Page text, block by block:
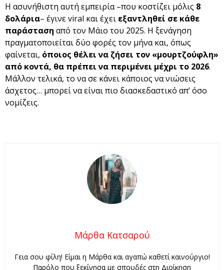
Η ασυνήθιστη αυτή εμπειρία –που κοστίζει μόλις 8
δολάρια– έγινε viral και έχει εξαντληθεί σε κάθε
παράσταση από τον Μάιο του 2025. Η ξενάγηση
πραγματοποιείται δύο φορές τον μήνα και, όπως
φαίνεται, όποιος θέλει να ζήσει τον «μουρτζούφλη»
από κοντά, θα πρέπει να περιμένει μέχρι το 2026.
Μάλλον τελικά, το να σε κάνει κάποιος να νιώσεις
άσχετος… μπορεί να είναι πιο διασκεδαστικό απ’ όσο
νομίζεις.
Μάρθα Κατσαρού
Γεια σου φίλη! Είμαι η Μάρθα και αγαπώ καθετί καινούργιο!
Παρόλο που ξεκίνησα με σπουδές στη Διοίκηση